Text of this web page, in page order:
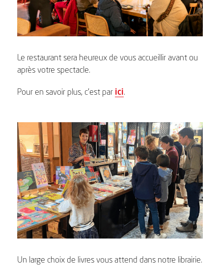
Le restaurant sera heureux de vous accueillir avant ou
après votre spectacle.
Pour en savoir plus, c’est par ici.
Un large choix de livres vous attend dans notre librairie.